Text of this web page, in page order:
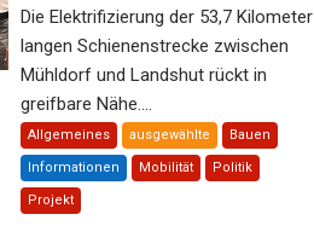
Die Elektrifizierung der 53,7 Kilometer
langen Schienenstrecke zwischen
Mühldorf und Landshut rückt in
greifbare Nähe....
Allgemeines ausgewählte Bauen
Informationen Mobilität Politik
Projekt